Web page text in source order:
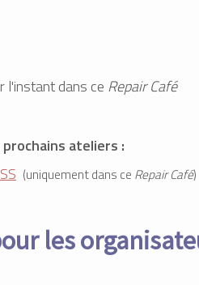
l'instant dans ce Repair Café
ateliers :
(uniquement dans ce Repair Café)
les